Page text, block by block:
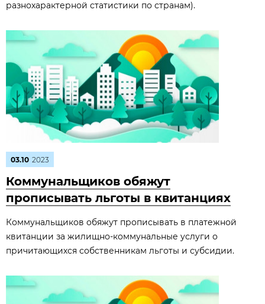
разнохарактерной статистики по странам).
03.10 2023
Коммунальщиков обяжут
прописывать льготы в квитанциях
Коммунальщиков обяжут прописывать в платежной
квитанции за жилищно-коммунальные услуги о
причитающихся собственникам льготы и субсидии.